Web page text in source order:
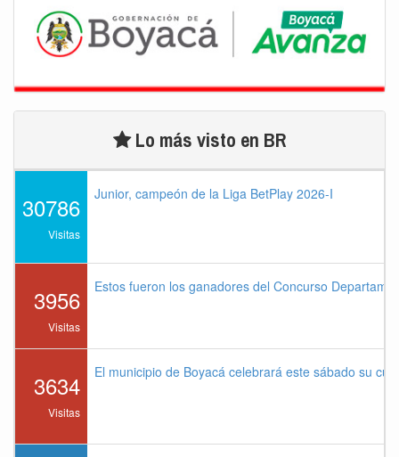
Lo más visto en BR
30786
Visitas
Junior, campeón de la Liga BetPlay 2026-I
3956
Visitas
Estos fueron los ganadores del Concurso
3634
Visitas
El municipio de Boyacá celebrará este sábado su